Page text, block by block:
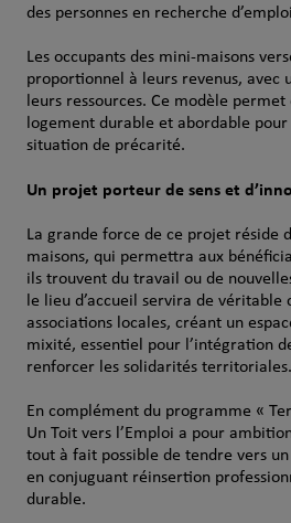
des personnes en recherche
Les occupants des mini-maisons
proportionnel à leurs revenus, avec
leurs ressources. Ce modèle permet
logement durable et abordable pour
situation de précarité.
Un projet porteur de sens et
La grande force de ce projet réside
maisons, qui permettra aux
ils trouvent du travail ou de
le lieu d’accueil servira de
associations locales, créant un
mixité, essentiel pour l’intégration
renforcer les solidarités territoriales.
En complément du programme «
Un Toit vers l’Emploi a pour
tout à fait possible de tendre vers
en conjuguant réinsertion
durable.